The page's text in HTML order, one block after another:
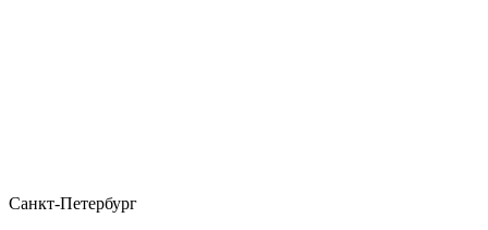
Санкт-Петербург